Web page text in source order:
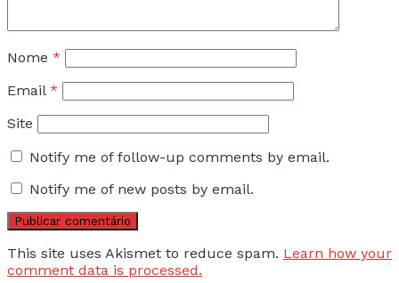
Nome *
Email *
Site
Notify me of follow-up comments by email.
Notify me of new posts by email.
This site uses Akismet to reduce spam. Learn how your
comment data is processed.